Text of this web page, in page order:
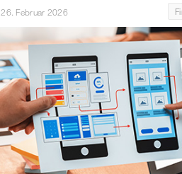
26. Februar 2026